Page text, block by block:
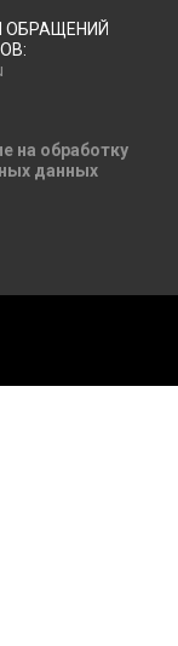
ОБРАЩЕНИЙ
на обработку
данных